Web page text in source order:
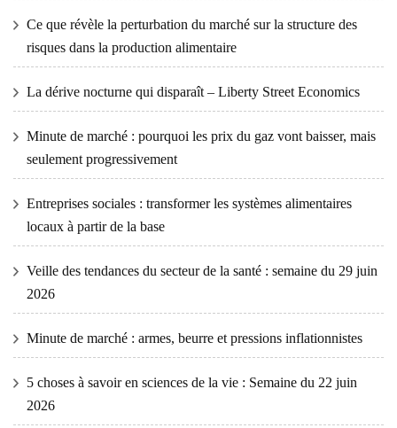
Ce que révèle la perturbation du marché sur la structure des
risques dans la production alimentaire
La dérive nocturne qui disparaît – Liberty Street Economics
Minute de marché : pourquoi les prix du gaz vont baisser, mais
seulement progressivement
Entreprises sociales : transformer les systèmes alimentaires
locaux à partir de la base
Veille des tendances du secteur de la santé : semaine du 29 juin
2026
Minute de marché : armes, beurre et pressions inflationnistes
5 choses à savoir en sciences de la vie : Semaine du 22 juin
2026